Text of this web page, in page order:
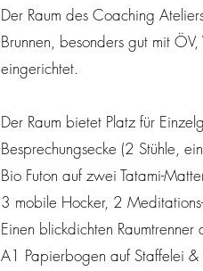
Der Raum des Coaching
Brunnen, besonders gut mit
eingerichtet.​
Der Raum bietet Platz für
Besprechungsecke (2 Stühle,
Bio Futon auf zwei Tatami-
3 mobile Hocker, 2 Meditations-
Einen blickdichten Raumtrenner
A1 Papierbogen auf Staffelei